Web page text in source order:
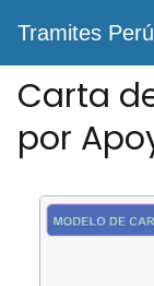
Tramites Perú
Carta
por